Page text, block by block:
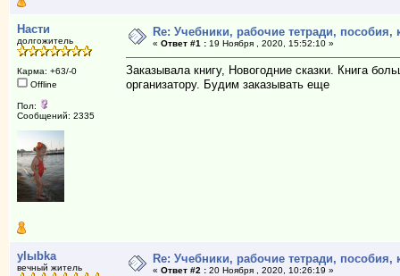
Насти
долгожитель
Карма: +63/-0
Offline
Пол:
Сообщений: 2335
Re: Учебники, рабочие тетради,
« Ответ #1 :19 Ноября , 2020, 15:52:10 »
Заказывала книгу, Новогодние сказки. Книга
организатору. Будим заказывать еще
ylыbka
вечный житель
Re: Учебники, рабочие тетради,
« Ответ #2 :20 Ноября , 2020, 10:26:19 »